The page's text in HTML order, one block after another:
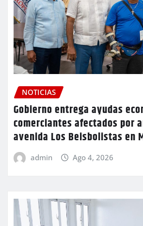
NOTICIAS
Gobierno entrega ayudas
comerciantes afectados por
avenida Los Beisbolistas en
admin Ago 4, 2026